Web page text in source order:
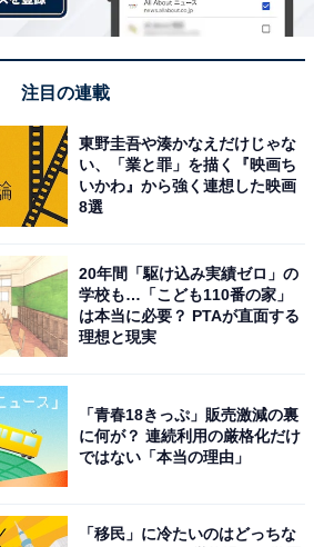
注目の連載
東野圭吾や湊かなえだけじゃな
い、「業と罪」を描く『映画ち
いかわ』から強く連想した映画
8選
20年間「駆け込み実績ゼロ」の
学校も…「こども110番の家」
は本当に必要？ PTAが直面する
理想と現実
「青春18きっぷ」販売激減の裏
に何が？ 連続利用の厳格化だけ
ではない「本当の理由」
「移民」に冷たいのはどっちな